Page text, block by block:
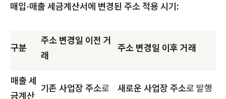
매입·매출 세금계산서에 변경된 주소 적용 시기:
구분
주소 변경일 이전 거
래
주소 변경일 이후 거래
매출 세
금계산
기존 사업장 주소로
새로운 사업장 주소로 발행